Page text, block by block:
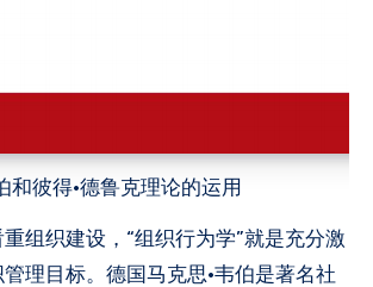
和彼得•德鲁克理论的运用
组织建设，“组织行为学”就是充分激
理目标。德国马克思·韦伯是著名社